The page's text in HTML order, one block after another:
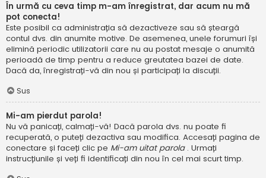
În urmă cu ceva timp m-am înregistrat, dar acum nu mă
pot conecta!
Este posibil ca administrația să dezactiveze sau să șteargă
contul dvs. din anumite motive. De asemenea, unele forumuri își
elimină periodic utilizatorii care nu au postat mesaje o anumită
perioadă de timp pentru a reduce greutatea bazei de date.
Dacă da, înregistrați-vă din nou și participați la discuții.
Sus
Mi-am pierdut parola!
Nu vă panicați, calmați-vă! Dacă parola dvs. nu poate fi
recuperată, o puteți dezactiva sau modifica. Accesați pagina de
conectare și faceți clic pe Mi-am uitat parola . Urmați
instrucțiunile și veți fi identificați din nou în cel mai scurt timp.